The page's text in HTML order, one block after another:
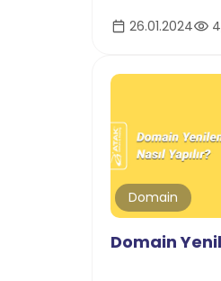
sağlayabilirsiniz.
26.01.2024
Domain
Domain